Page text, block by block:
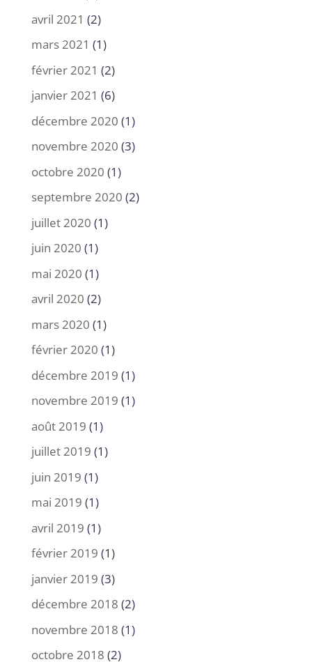
avril 2021 (2)
mars 2021 (1)
février 2021 (2)
janvier 2021 (6)
décembre 2020 (1)
novembre 2020 (3)
octobre 2020 (1)
septembre 2020 (2)
juillet 2020 (1)
juin 2020 (1)
mai 2020 (1)
avril 2020 (2)
mars 2020 (1)
février 2020 (1)
décembre 2019 (1)
novembre 2019 (1)
août 2019 (1)
juillet 2019 (1)
juin 2019 (1)
mai 2019 (1)
avril 2019 (1)
février 2019 (1)
janvier 2019 (3)
décembre 2018 (2)
novembre 2018 (1)
octobre 2018 (2)